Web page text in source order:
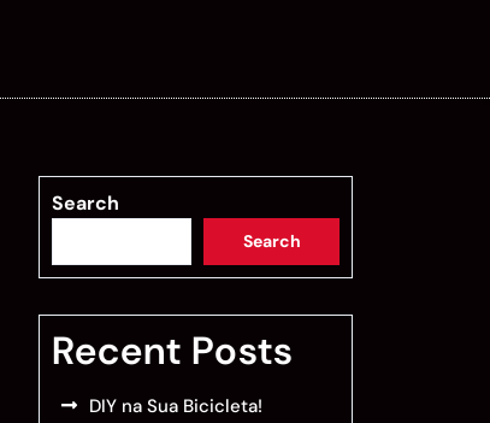
Search
Search
Recent Posts
DIY na Sua Bicicleta!